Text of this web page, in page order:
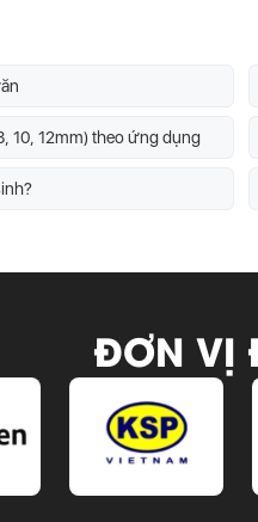
10, 12mm) theo ứng dụng
ĐƠN VỊ